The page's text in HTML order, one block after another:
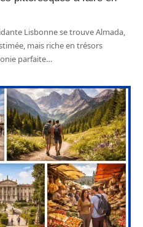
Lisbonne se trouve Almada,
mais riche en trésors
parfaite…